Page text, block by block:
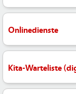
Onlinedienste
Kita-Warteliste